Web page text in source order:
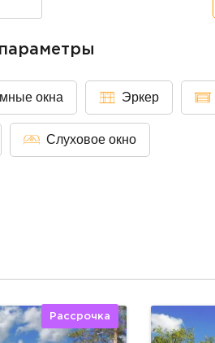
окна Эркер
Слуховое окно
Рассрочка